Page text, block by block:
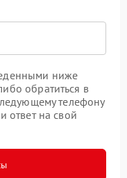
ниже
обратиться в
телефону
ответ на свой